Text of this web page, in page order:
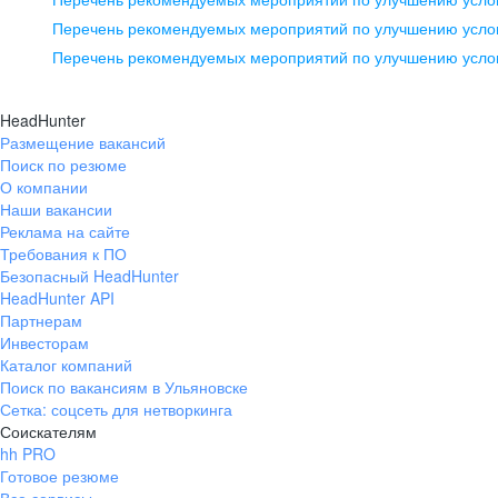
pr@ural.hh.ru
помещение 21
+7 383 207-94-64
pr@nsk.hh.ru
Перечень рекомендуемых мероприятий по улучшению
Перечень рекомендуемых мероприятий по улучшению
HeadHunter
Размещение вакансий
Поиск по резюме
О компании
Наши вакансии
Реклама на сайте
Требования к ПО
Безопасный HeadHunter
HeadHunter API
Партнерам
Инвесторам
Каталог компаний
Поиск по вакансиям в Ульяновске
Сетка: соцсеть для нетворкинга
Соискателям
hh PRO
Готовое резюме